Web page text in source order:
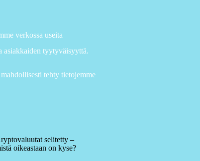
verkossa useita
asiakkaiden tyytyväisyyttä.
tehty tietojemme
selitetty –
oikeastaan on kyse?